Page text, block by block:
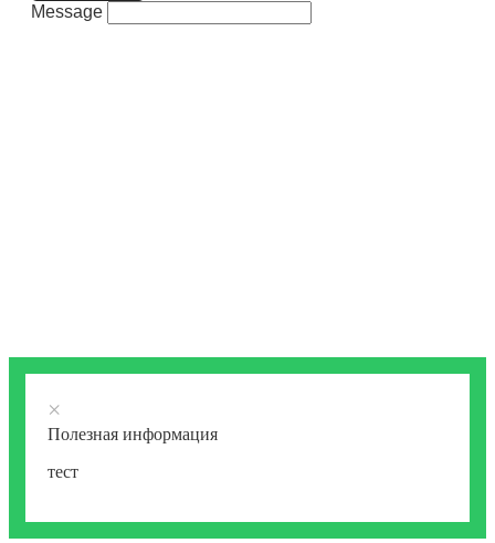
Message
×
Полезная информация
тест